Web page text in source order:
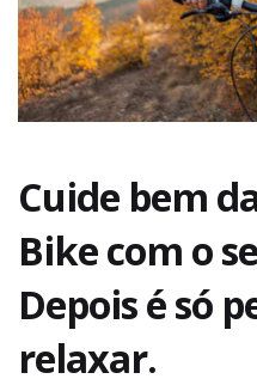
Cuide bem
Bike com o
Depois é só
relaxar.